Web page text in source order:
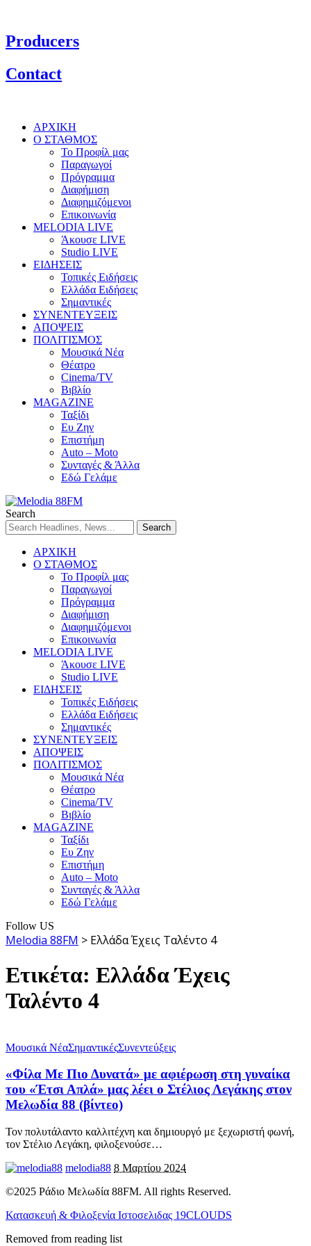
Producers
Contact
ΑΡΧΙΚΗ
Ο ΣΤΑΘΜΟΣ
Το Προφίλ μας
Παραγωγοί
Πρόγραμμα
Διαφήμιση
Διαφημιζόμενοι
Επικοινωνία
MELODIA LIVE
Άκουσε LIVE
Studio LIVE
ΕΙΔΗΣΕΙΣ
Τοπικές Ειδήσεις
Ελλάδα Ειδήσεις
Σημαντικές
ΣΥΝΕΝΤΕΥΞΕΙΣ
ΑΠΟΨΕΙΣ
ΠΟΛΙΤΙΣΜΟΣ
Μουσικά Νέα
Θέατρο
Cinema/TV
Βιβλίο
MAGAZINE
Ταξίδι
Ευ Ζην
Επιστήμη
Auto – Moto
Συνταγές & Άλλα
Εδώ Γελάμε
Search
ΑΡΧΙΚΗ
Ο ΣΤΑΘΜΟΣ
Το Προφίλ μας
Παραγωγοί
Πρόγραμμα
Διαφήμιση
Διαφημιζόμενοι
Επικοινωνία
MELODIA LIVE
Άκουσε LIVE
Studio LIVE
ΕΙΔΗΣΕΙΣ
Τοπικές Ειδήσεις
Ελλάδα Ειδήσεις
Σημαντικές
ΣΥΝΕΝΤΕΥΞΕΙΣ
ΑΠΟΨΕΙΣ
ΠΟΛΙΤΙΣΜΟΣ
Μουσικά Νέα
Θέατρο
Cinema/TV
Βιβλίο
MAGAZINE
Ταξίδι
Ευ Ζην
Επιστήμη
Auto – Moto
Συνταγές & Άλλα
Εδώ Γελάμε
Follow US
Melodia 88FM > Ελλάδα Έχεις Ταλέντο 4
Ετικέτα: Ελλάδα Έχεις
Ταλέντο 4
Μουσικά ΝέαΣημαντικέςΣυνεντεύξεις
«Φίλα Με Πιο Δυνατά» με αφιέρωση στη γυναίκα
του «Έτσι Απλά» μας λέει ο Στέλιος Λεγάκης στον
Μελωδία 88 (βίντεο)
Τον πολυτάλαντο καλλιτέχνη και δημιουργό με ξεχωριστή φωνή,
τον Στέλιο Λεγάκη, φιλοξενούσε…
melodia88 8 Μαρτίου 2024
©2025 Ράδιο Μελωδία 88FM. All rights Reserved.
Κατασκευή & Φιλοξενία Ιστοσελιδας 19CLOUDS
Removed from reading list